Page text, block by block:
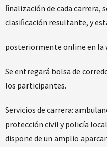
ﬁnalización de cada carrera,
clasiﬁcación resultante, y
posteriormente online en la
Se entregará bolsa de
los participantes.
Servicios de carrera:
protección civil y policía
dispone de un amplio